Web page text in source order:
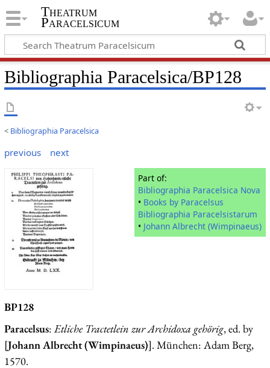
Theatrum
Paracelsicum
Bibliographia Paracelsica/BP128
< Bibliographia Paracelsica
previous next
Part of:
Bibliographia Paracelsica Nova
• Books by Paracelsus
Bibliographia Paracelsistarum
• Johann Albrecht (Wimpinaeus)
BP128
Paracelsus:Etliche Tractetlein zur Archidoxa gehörig, ed. by
[Johann Albrecht (Wimpinaeus)]. München: Adam Berg,
1570.